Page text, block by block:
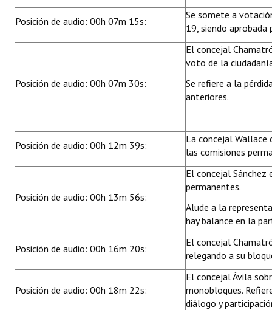
Posición de audio: 00h 07m 15s:
Se somete a
19, siendo aprobada
Posición de audio: 00h 07m 30s:
El concejal
voto de la
Se refiere a la
anteriores.
Posición de audio: 00h 12m 39s:
La concejal Wallace
las comisiones
Posición de audio: 00h 13m 56s:
El concejal Sánchez
permanentes.
Alude a la
hay balance en la
Posición de audio: 00h 16m 20s:
El concejal
relegando a su
Posición de audio: 00h 18m 22s:
El concejal Ávila
monobloques.
diálogo y